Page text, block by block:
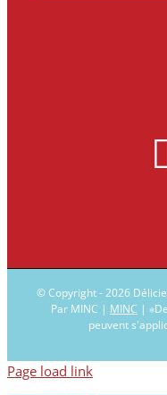
© Copyright -2026
Par MINC | MINC |
peuvent
Page load link